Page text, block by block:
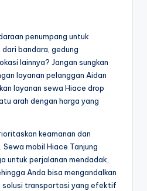
penumpang untuk
bandara, gedung
lainnya? Jangan sungkan
layanan pelanggan Aidan
layanan sewa Hiace drop
arah dengan harga yang
keamanan dan
mobil Hiace Tanjung
untuk perjalanan mendadak,
Anda bisa mengandalkan
solusi transportasi yang efektif